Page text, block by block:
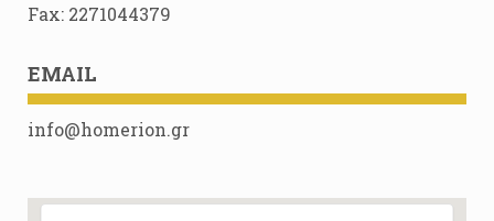
Fax: 2271044379
EMAIL
info@homerion.gr